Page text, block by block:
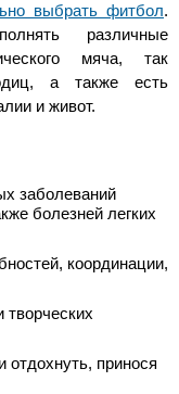
выбрать фитбол.
различные
мяча, так
а также есть
и живот.
заболеваний
болезней легких
координации,
творческих
отдохнуть, принося